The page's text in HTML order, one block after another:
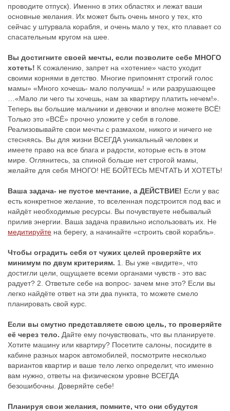
проводите отпуск). Именно в этих областях и лежат ваши
основные желания. Их может быть очень много у тех, кто
сейчас у штурвала корабля, и очень мало у тех, кто плавает со
спасательным кругом на шее.
Вы достигните своей мечты, если позволите себе МНОГО
хотеть! К сожалению, запрет на «хотение» часто уходит
своими корнями в детство. Многие припомнят строгий голос
мамы» «Много хочешь- мало получишь! » или разрушающее
…«Мало ли чего ты хочешь, нам за квартиру платить нечем!».
Теперь вы большие мальчики и девочки и вполне можете ВСЁ!
Только это «ВСЁ» прочно уложите у себя в голове.
Реализовывайте свои мечты с размахом, никого и ничего не
стесняясь. Вы для жизни ВСЕГДА уникальный человек и
имеете право на все блага и радости, которые есть в этом
мире. Оглянитесь, за спиной больше нет строгой мамы,
желайте для себя МНОГО! НЕ БОЙТЕСЬ МЕЧТАТЬ И ХОТЕТЬ!
Ваша задача- не пустое мечтание, а ДЕЙСТВИЕ! Если у вас
есть конкретное желание, то вселенная подстроится под вас и
найдёт необходимые ресурсы. Вы почувствуете небывалый
прилив энергии. Ваша задача правильно использовать их. Не
медитируйте на берегу, а начинайте «строить свой корабль».
Чтобы оградить себя от чужих целей проверяйте их
минимум по двум критериям. 1. Вы уже «видите», что
достигли цели, ощущаете всеми органами чувств - это вас
радует? 2. Ответьте себе на вопрос- зачем мне это? Если вы
легко найдёте ответ на эти два пункта, то можете смело
планировать свой курс.
Если вы смутно представляете свою цель, то проверяйте
её через тело. Дайте ему почувствовать, что вы планируете.
Хотите машину или квартиру? Посетите салоны, посидите в
кабине разных марок автомобилей, посмотрите несколько
вариантов квартир и ваше тело легко определит, что именно
вам нужно, ответы на физическом уровне ВСЕГДА
безошибочны. Доверяйте себе!
Планируя свои желания, помните, что они сбудутся